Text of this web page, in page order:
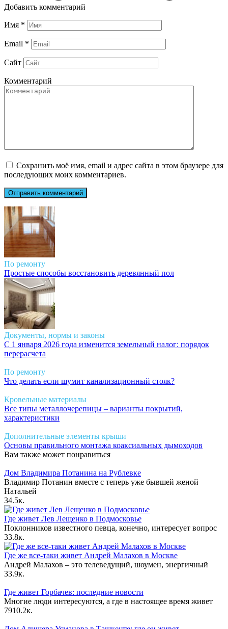
Добавить комментарий
Имя *
Email *
Сайт
Комментарий
Сохранить моё имя, email и адрес сайта в этом браузере для
последующих моих комментариев.
По ремонту
Простые способы восстановить деревянный пол
Документы, нормы и законы
С 1 января 2026 года изменится земельный налог: порядок
перерасчета
По ремонту
Что делать если шумит канализационный стояк?
Кровельные материалы
Все типы металлочерепицы – варианты покрытий,
характеристики
Дополнительные элементы крыши
Основы правильного монтажа коаксиальных дымоходов
Вам также может понравиться
Дом Владимира Потанина на Рублевке
Владимир Потанин вместе с теперь уже бывшей женой
Натальей
34.5к.
Где живет Лев Лещенко в Подмосковье
Поклонников известного певца, конечно, интересует вопрос
33.8к.
Где же все-таки живет Андрей Малахов в Москве
Андрей Малахов – это телеведущий, шоумен, энергичный
33.9к.
Где живет Горбачев: последние новости
Многие люди интересуются, а где в настоящее время живет
7910.2к.